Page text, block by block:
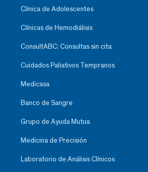
Clínica de Adolescentes
Clínicas de Hemodiálisis
ConsultABC: Consultas sin cita
Cuidados Paliativos Tempranos
Medicasa
Banco de Sangre
Grupo de Ayuda Mutua
Medicina de Precisión
Laboratorio de Análisis Clínicos